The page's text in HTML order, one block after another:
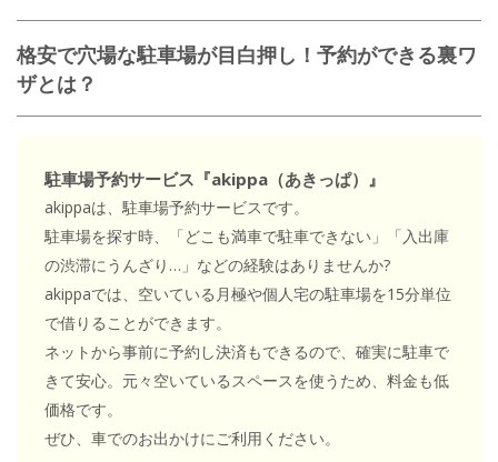
格安で穴場な駐車場が目白押し！予約ができる裏ワ
ザとは？
駐車場予約サービス『akippa（あきっぱ）』
akippaは、駐車場予約サービスです。
駐車場を探す時、「どこも満車で駐車できない」「入出庫
の渋滞にうんざり…」などの経験はありませんか?
akippaでは、空いている月極や個人宅の駐車場を15分単位
で借りることができます。
ネットから事前に予約し決済もできるので、確実に駐車で
きて安心。元々空いているスペースを使うため、料金も低
価格です。
ぜひ、車でのお出かけにご利用ください。